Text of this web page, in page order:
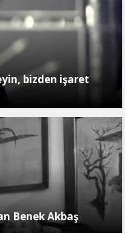
bizden işaret
Benek Akbaş